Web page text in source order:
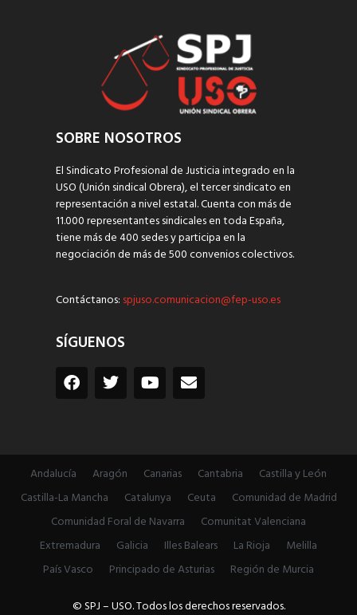
SOBRE NOSOTROS
El Sindicato Profesional de Justicia integrado en la
USO (Unión sindical Obrera), el tercer sindicato en
representación a nivel estatal. Cuenta con más de
11.000 representantes sindicales en toda España,
tiene más de 400 sedes y participa en la
negociación de más de 500 convenios colectivos.
Contáctanos: spjuso.comunicacion@fep-uso.es
SÍGUENOS
Andalucía Aragón Canarias Cantabria
Castilla y León
Castilla-La Mancha
Catalunya Ceuta
Comunidad de Madrid
Comunidad Foral de Navarra
Comunitat Valenciana
Extremadura
Galicia Illes Balears La Rioja
Melilla
País Vasco
Principado de Asturias
Región de Murcia
© SPJ – USO. Todos los derechos reservados.